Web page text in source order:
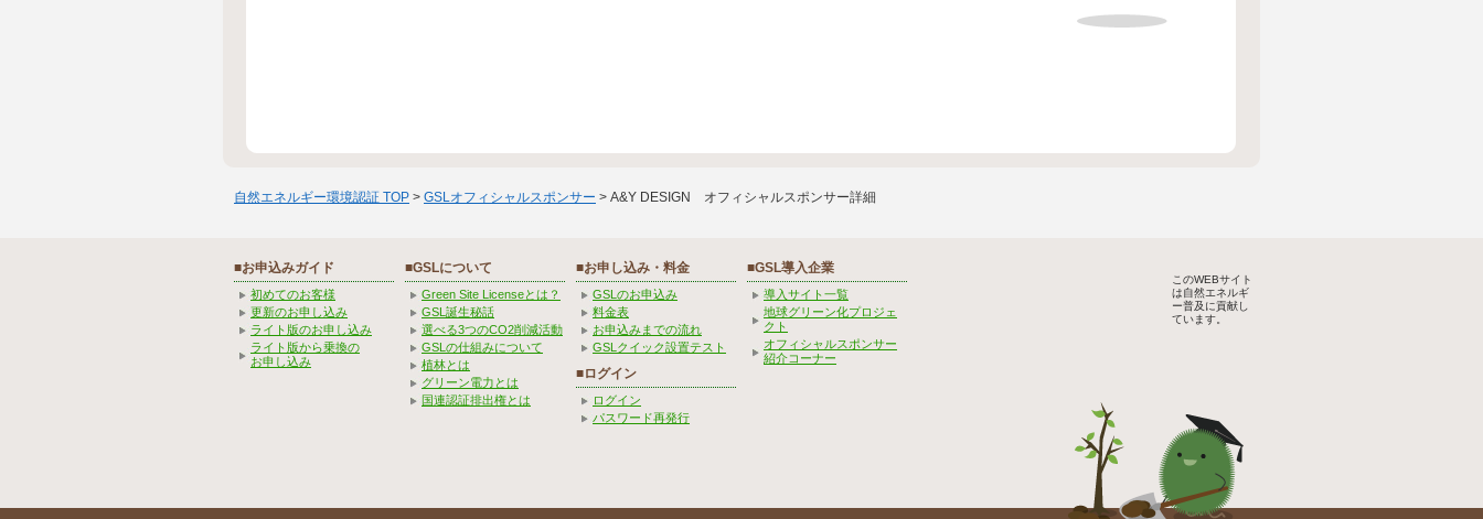
自然エネルギー環境認証 TOP > GSLオフィシャルスポンサー > A&Y DESIGN オフィシャルスポンサー詳細
■お申込みガイド
初めてのお客様
更新のお申し込み
ライト版のお申し込み
ライト版から乗換の
お申し込み
■GSLについて
Green Site Licenseとは？
GSL誕生秘話
選べる3つのCO2削減活動
GSLの仕組みについて
植林とは
グリーン電力とは
国連認証排出権とは
■お申し込み・料金
GSLのお申込み
料金表
お申込みまでの流れ
GSLクイック設置テスト
■ログイン
ログイン
パスワード再発行
■GSL導入企業
導入サイト一覧
地球グリーン化プロジェ
クト
オフィシャルスポンサー
紹介コーナー
このWEBサイト
は自然エネルギ
ー普及に貢献し
ています。